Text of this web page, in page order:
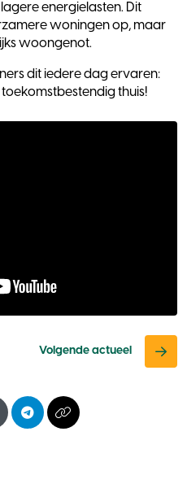
energielasten. Dit
woningen op, maar
woongenot.
dit iedere dag ervaren:
thuis!
Volgende actueel
mailTelegramKopieer naar